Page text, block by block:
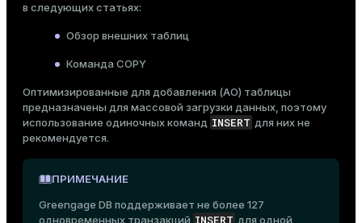
в следующих статьях:
Обзор внешних таблиц
Команда COPY
Оптимизированные для добавления (AO) таблицы
предназначены для массовой загрузки данных, поэтому
использование одиночных команд INSERT для них не
рекомендуется.
ПРИМЕЧАНИЕ
Greengage DB поддерживает не более 127
одновременных транзакций INSERT для одной